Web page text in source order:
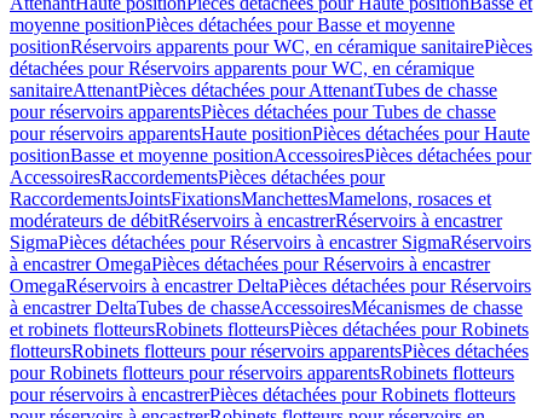
moyenne positionPièces détachées pour Basse et moyenne
positionRéservoirs apparents pour WC, en céramique sanitairePièces
détachées pour Réservoirs apparents pour WC, en céramique
sanitaireAttenantPièces détachées pour AttenantTubes de chasse
pour réservoirs apparentsPièces détachées pour Tubes de chasse
pour réservoirs apparentsHaute positionPièces détachées pour Haute
positionBasse et moyenne positionAccessoiresPièces détachées pour
AccessoiresRaccordementsPièces détachées pour
RaccordementsJointsFixationsManchettesMamelons, rosaces et
modérateurs de débitRéservoirs à encastrerRéservoirs à encastrer
SigmaPièces détachées pour Réservoirs à encastrer SigmaRéservoirs
à encastrer OmegaPièces détachées pour Réservoirs à encastrer
OmegaRéservoirs à encastrer DeltaPièces détachées pour Réservoirs
à encastrer DeltaTubes de chasseAccessoiresMécanismes de chasse
et robinets flotteursRobinets flotteursPièces détachées pour Robinets
flotteursRobinets flotteurs pour réservoirs apparentsPièces détachées
pour Robinets flotteurs pour réservoirs apparentsRobinets flotteurs
pour réservoirs à encastrerPièces détachées pour Robinets flotteurs